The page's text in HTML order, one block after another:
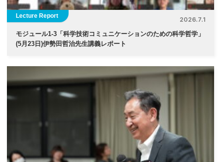
Lecture Report
2026.7.1
モジュール1-3「科学技術コミュニケーションのための科学哲学」
(5月23日)伊勢⽥哲治先生講義レポート